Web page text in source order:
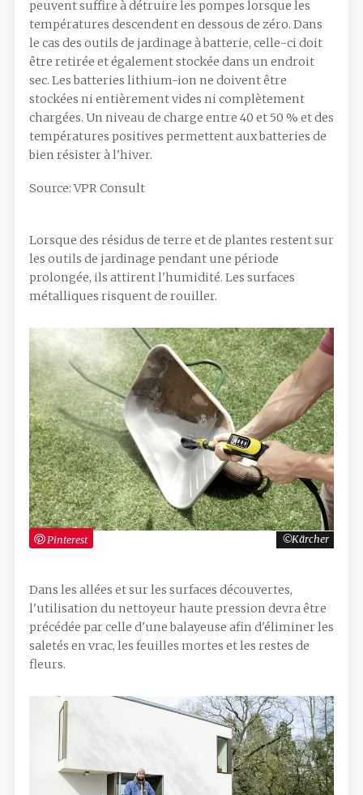
peuvent suffire à détruire les pompes lorsque les
températures descendent en dessous de zéro. Dans
le cas des outils de jardinage à batterie, celle-ci doit
être retirée et également stockée dans un endroit
sec. Les batteries lithium-ion ne doivent être
stockées ni entièrement vides ni complètement
chargées. Un niveau de charge entre 40 et 50 % et des
températures positives permettent aux batteries de
bien résister à l'hiver.
Source: VPR Consult
Kärcher
Pinterest
Lorsque des résidus de terre et de plantes restent sur
les outils de jardinage pendant une période
prolongée, ils attirent l'humidité. Les surfaces
métalliques risquent de rouiller.
Dans les allées et sur les surfaces découvertes,
l'utilisation du nettoyeur haute pression devra être
précédée par celle d'une balayeuse afin d'éliminer les
saletés en vrac, les feuilles mortes et les restes de
fleurs.